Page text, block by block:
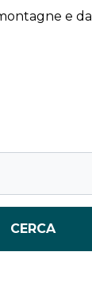
e dal
CERCA